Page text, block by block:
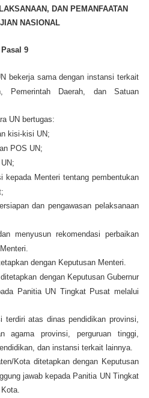
DAN PEMANFAATAN
NASIONAL
Pasal 9
bekerja sama dengan instansi terkait
Pemerintah Daerah, dan Satuan
UN bertugas:
kisi-kisi UN;
POS UN;
kepada Menteri tentang pembentukan
dan pengawasan pelaksanaan
menyusun rekomendasi perbaikan
dengan Keputusan Menteri.
dengan Keputusan Gubernur
Panitia UN Tingkat Pusat melalui
terdiri atas dinas pendidikan provinsi,
agama provinsi, perguruan tinggi,
dan instansi terkait lainnya.
Kota ditetapkan dengan Keputusan
jawab kepada Panitia UN Tingkat